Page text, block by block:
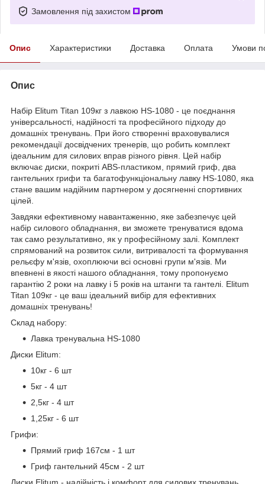
Замовлення під захистом
Опис Характеристики Доставка Оплата Умови
Опис
Набір Elitum Titan 109кг з лавкою HS-1080 - це поєднання
універсальності, надійності та професійного підходу до
домашніх тренувань. При його створенні враховувалися
рекомендації досвідчених тренерів, що робить комплект
ідеальним для силових вправ різного рівня. Цей набір
включає диски, покриті ABS-пластиком, прямий гриф, два
гантельних грифи та багатофункціональну лавку HS-1080, яка
стане вашим надійним партнером у досягненні спортивних
цілей.
Завдяки ефективному навантаженню, яке забезпечує цей
набір силового обладнання, ви зможете тренуватися вдома
так само результативно, як у професійному залі. Комплект
спрямований на розвиток сили, витривалості та формування
рельєфу м'язів, охоплюючи всі основні групи м'язів. Ми
впевнені в якості нашого обладнання, тому пропонуємо
гарантію 2 роки на лавку і 5 років на штанги та гантелі. Elitum
Titan 109кг - це ваш ідеальний вибір для ефективних
домашніх тренувань!
Склад набору:
Лавка тренувальна HS-1080
Диски Elitum:
10кг - 6 шт
5кг - 4 шт
2,5кг - 4 шт
1,25кг - 6 шт
Грифи:
Прямий гриф 167см - 1 шт
Гриф гантельний 45см - 2 шт
Диски Elitum - надійність і комфорт для силових тренувань